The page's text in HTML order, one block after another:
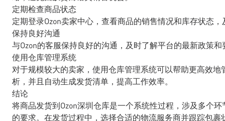
定期检查商品状态
定期登录Ozon卖家中心，查看商品的销售情况和库存状态
保持良好沟通
与Ozon的客服保持良好的沟通，及时了解平台的最新政策
使用仓库管理系统
对于规模较大的卖家，使用仓库管理系统可以帮助更高效
析，并且自动生成发货清单，提高工作效率。
结论
将商品发货到Ozon深圳仓库是一个系统性过程，涉及多个
的要求。在发货过程中，选择合适的物流服务商并跟踪包